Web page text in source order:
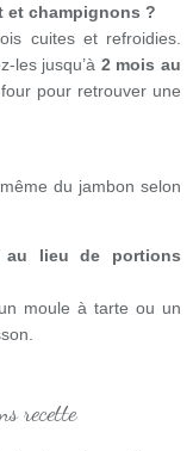
et champignons ?
cuites et refroidies.
les jusqu’à 2 mois au
pour retrouver une
du jambon selon
au lieu de portions
moule à tarte ou un